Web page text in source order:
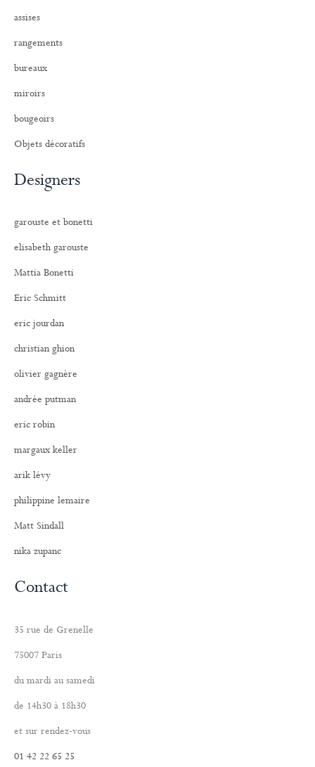
assises
rangements
bureaux
miroirs
bougeoirs
Objets décoratifs
Designers
garouste et bonetti
elisabeth garouste
Mattia Bonetti
Eric Schmitt
eric jourdan
christian ghion
olivier gagnère
andrée putman
eric robin
margaux keller
arik lévy
philippine lemaire
Matt Sindall
nika zupanc
Contact
35 rue de Grenelle
75007 Paris
du mardi au samedi
de 14h30 à 18h30
et sur rendez-vous
01 42 22 65 25